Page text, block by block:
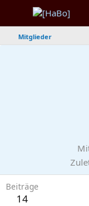
Mitglieder
Beiträge
14